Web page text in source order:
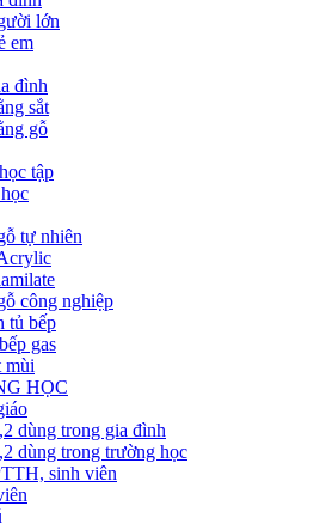
lớn
em
đình
sắt
gỗ
tập
tự nhiên
công nghiệp
tủ bếp
gas
mùi
HỌC
dùng trong gia đình
dùng trong trường học
sinh viên